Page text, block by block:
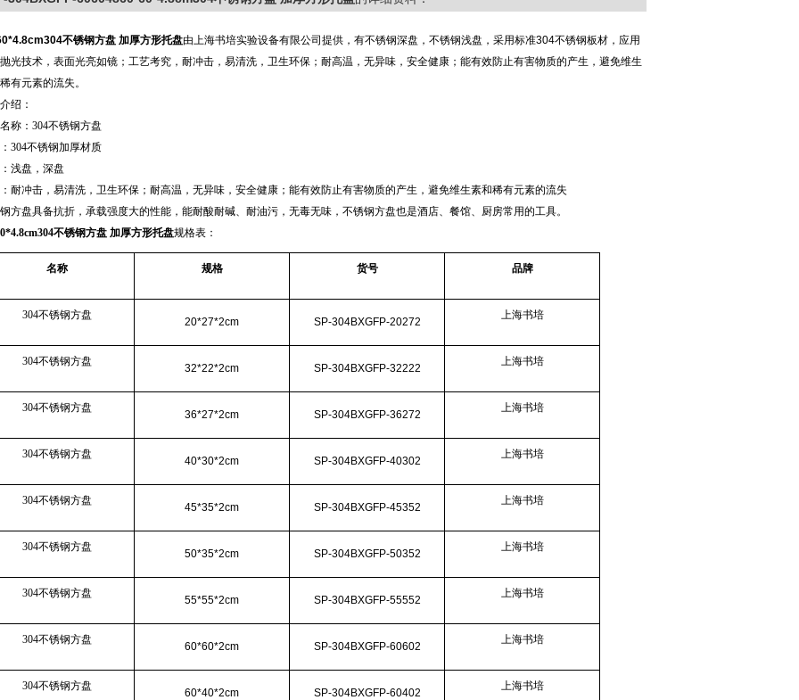
*4.8cm304不锈钢方盘 加厚方形托盘由上海书培实验设备有限公司提供，有不锈钢深盘，不锈钢浅盘，采用标准304不锈钢板材，应用
光技术，表面光亮如镜；工艺考究，耐冲击，易清洗，卫生环保；耐高温，无异味，安全健康；能有效防止有害物质的产生，避免维生
有元素的流失。
绍：
称：304不锈钢方盘
304不锈钢加厚材质
浅盘，深盘
耐冲击，易清洗，卫生环保；耐高温，无异味，安全健康；能有效防止有害物质的产生，避免维生素和稀有元素的流失
方盘具备抗折，承载强度大的性能，能耐酸耐碱、耐油污，无毒无味，不锈钢方盘也是酒店、餐馆、厨房常用的工具。
不锈钢方盘 加厚方形托盘规格表：
名称 规格 货号 品牌
304不锈钢方盘
20*27*2cm SP-304BXGFP-20272
上海书培
304不锈钢方盘
32*22*2cm SP-304BXGFP-32222
上海书培
304不锈钢方盘
36*27*2cm SP-304BXGFP-36272
上海书培
304不锈钢方盘
40*30*2cm SP-304BXGFP-40302
上海书培
304不锈钢方盘
45*35*2cm SP-304BXGFP-45352
上海书培
304不锈钢方盘
50*35*2cm SP-304BXGFP-50352
上海书培
304不锈钢方盘
55*55*2cm SP-304BXGFP-55552
上海书培
304不锈钢方盘
60*60*2cm SP-304BXGFP-60602
上海书培
304不锈钢方盘
60*40*2cm SP-304BXGFP-60402
上海书培